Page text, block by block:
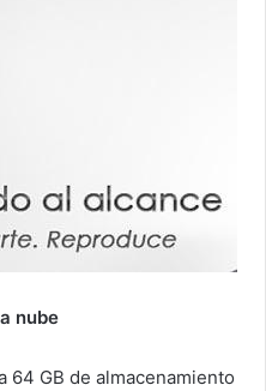
nube
64 GB de almacenamiento